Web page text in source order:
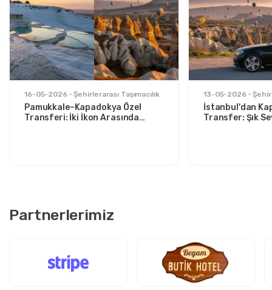
16-05-2026 Şehirlerarası Taşımacılık
Pamukkale–Kapadokya Özel
Transferi: İki İkon Arasında
13-05-2026
İstanbul'dan
Transfer: Şık
Partnerlerimiz